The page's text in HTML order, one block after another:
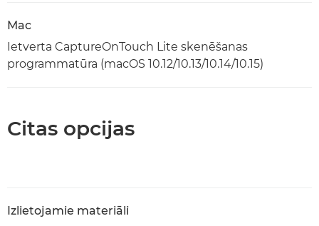
Mac
Ietverta CaptureOnTouch Lite skenēšanas
programmatūra (macOS 10.12/10.13/10.14/10.15)
Citas opcijas
Izlietojamie materiāli